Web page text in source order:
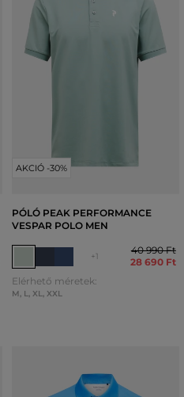
AKCIÓ -30%
PÓLÓ PEAK PERFORMANCE
VESPAR POLO MEN
+1
40 990 Ft
28 690 Ft
Elérhető méretek:
M, L, XL, XXL